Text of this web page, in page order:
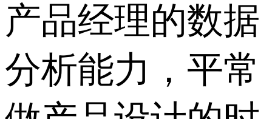
产品经理的数据
分析能力，平常